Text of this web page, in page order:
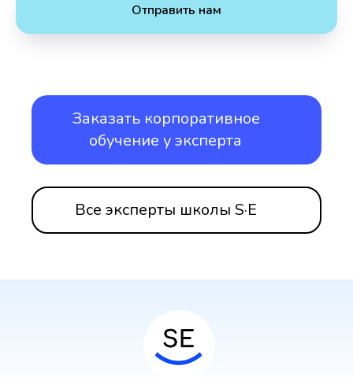
Отправить нам
Заказать корпоративное
обучение у эксперта
Все эксперты школы S·E